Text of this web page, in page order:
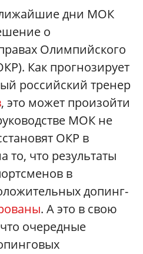
дни МОК
о
Олимпийского
Как прогнозирует
российский тренер
, это может произойти
МОК не
ОКР в
то, что результаты
в
допинг-
. А это в свою
очередные